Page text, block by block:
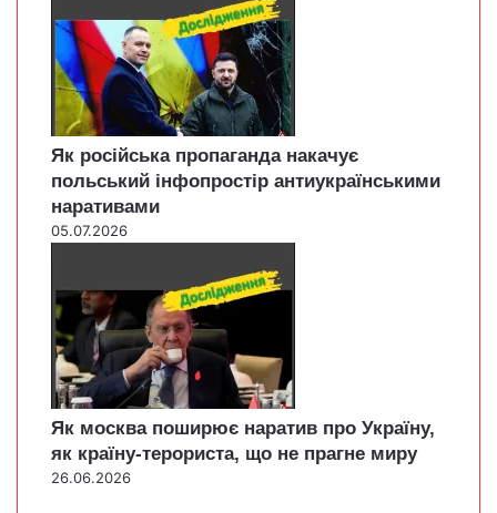
Як російська пропаганда накачує
польський інфопростір антиукраїнськими
наративами
05.07.2026
Як москва поширює наратив про Україну,
як країну-терориста, що не прагне миру
26.06.2026